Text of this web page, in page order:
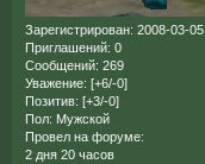
Зарегистрирован: 2008-03-05
Приглашений: 0
Сообщений: 269
Уважение: [+6/-0]
Позитив: [+3/-0]
Пол: Мужской
Провел на форуме:
2 дня 20 часов